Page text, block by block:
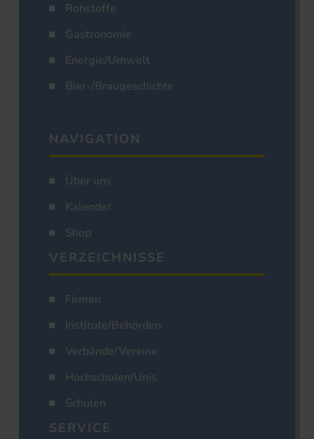
Rohstoffe
Gastronomie
Energie/Umwelt
Bier-/Braugeschichte
NAVIGATION
Über uns
Kalender
Shop
VERZEICHNISSE
Firmen
Institute/Behörden
Verbände/Vereine
Hochschulen/Unis
Schulen
SERVICE